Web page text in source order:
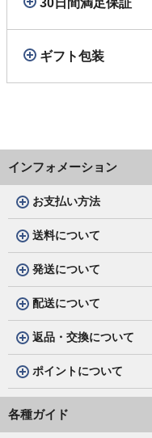
30日間満足保証
ギフト包装
インフォメーション
お支払い方法
送料について
発送について
配送について
返品・交換について
ポイントについて
各種ガイド